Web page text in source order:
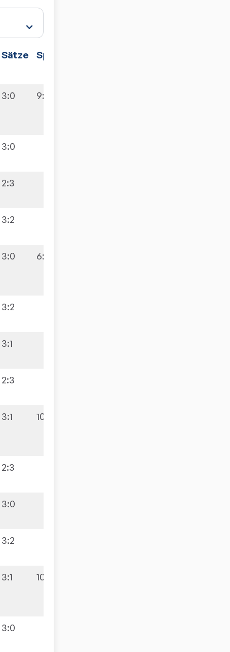
Sätze Spiele
3:0 9:9
3:0
2:3
3:2
3:0 6:10
3:2
3:1
2:3
3:1 10:5
2:3
3:0
3:2
3:1 10:5
3:0